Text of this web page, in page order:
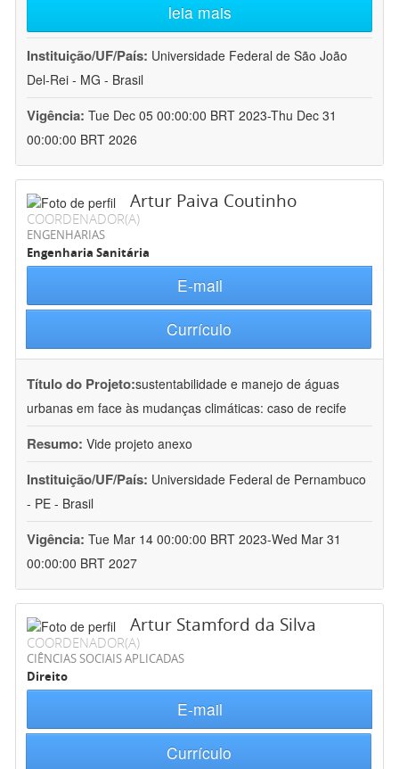
leia mais
Instituição/UF/País: Universidade Federal de São João
Del-Rei - MG - Brasil
Vigência: Tue Dec 05 00:00:00 BRT 2023-Thu Dec 31
00:00:00 BRT 2026
Artur Paiva Coutinho
COORDENADOR(A)
ENGENHARIAS
Engenharia Sanitária
E-mail
Currículo
Título do Projeto:sustentabilidade e manejo de águas
urbanas em face às mudanças climáticas: caso de recife
Resumo: Vide projeto anexo
Instituição/UF/País: Universidade Federal de Pernambuco
- PE - Brasil
Vigência: Tue Mar 14 00:00:00 BRT 2023-Wed Mar 31
00:00:00 BRT 2027
Artur Stamford da Silva
COORDENADOR(A)
CIÊNCIAS SOCIAIS APLICADAS
Direito
E-mail
Currículo